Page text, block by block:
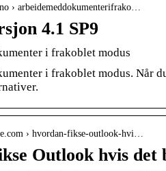
› arbeidemeddokumenterifrako…
4.1 SP9
i frakoblet modus
i frakoblet modus. Når
› hvordan-fikse-outlook-hvi…
Outlook hvis